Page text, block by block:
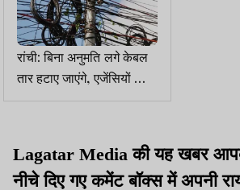
रांची: बिना अनुमति लगे केबल
तार हटाए जाएंगे, एजेंसियों को 7
दिन का अल्टीमेटम
Lagatar Media की यह खबर
नीचे दिए गए कमेंट बॉक्स में अपनी